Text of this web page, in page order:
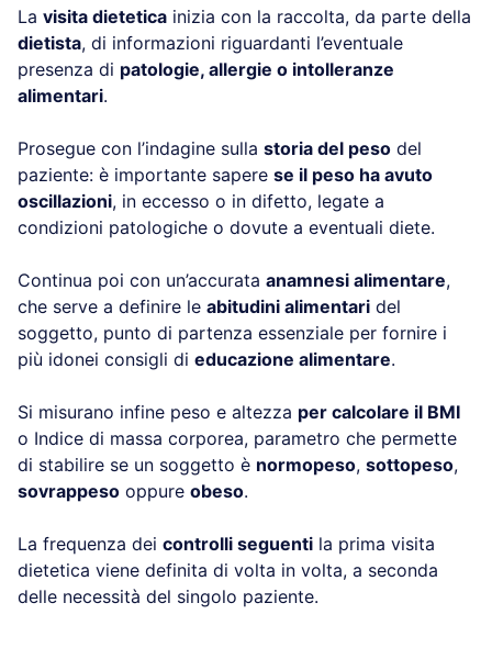
La visita dietetica inizia con la raccolta, da parte della
dietista, di informazioni riguardanti l’eventuale
presenza di patologie, allergie o intolleranze
alimentari.
Prosegue con l’indagine sulla storia del peso del
paziente: è importante sapere se il peso ha avuto
oscillazioni, in eccesso o in difetto, legate a
condizioni patologiche o dovute a eventuali diete.
Continua poi con un’accurata anamnesi alimentare,
che serve a definire le abitudini alimentari del
soggetto, punto di partenza essenziale per fornire i
più idonei consigli di educazione alimentare.
Si misurano infine peso e altezza per calcolare il BMI
o Indice di massa corporea, parametro che permette
di stabilire se un soggetto è normopeso, sottopeso,
sovrappeso oppure obeso.
La frequenza dei controlli seguenti la prima visita
dietetica viene definita di volta in volta, a seconda
delle necessità del singolo paziente.